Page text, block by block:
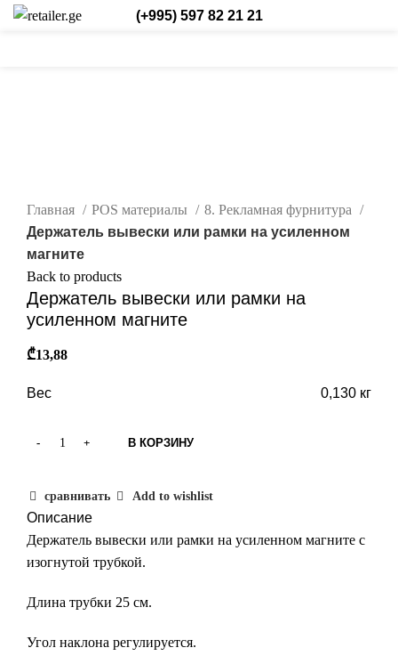
(+995) 597 82 21 21
Главная
POS материалы
8. Рекламная фурнитура
Держатель вывески или рамки на усиленном
магните
Back to products
Держатель вывески или рамки на
усиленном магните
₾13,88
Вес 0,130 кг
В КОРЗИНУ
сравнивать Add to wishlist
Описание
Держатель вывески или рамки на усиленном магните с
изогнутой трубкой.
Длина трубки 25 см.
Угол наклона регулируется.